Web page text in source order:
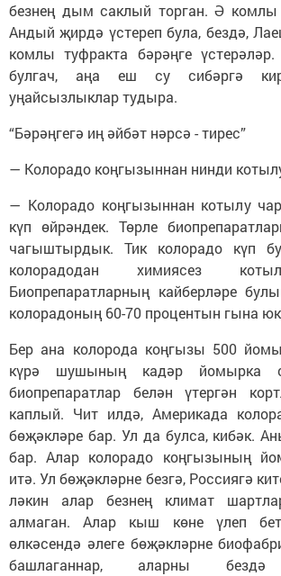
безнең дым саклый торган. Ә
Андый җирдә үстереп була, бездә,
комлы туфракта бәрәңге
булгач, аңа еш су сибәргә
уңайсызлыклар тудыра.
“Бәрәңгегә иң әйбәт нәрсә - тирес”
— Колорадо коңгызыннан нинди
— Колорадо коңгызыннан котылу
күп өйрәндек. Төрле
чагыштырдык. Тик колорадо күп
колорадодан химиясез
Биопрепаратларның кайберләре
колорадоның 60-70 процентын гына юк
Бер ана колорода коңгызы 500
күрә шушының кадәр йомырка
биопрепаратлар белән үтергән
каплый. Чит илдә, Америкада
бөҗәкләре бар. Ул да булса, кибәк.
бар. Алар колорадо коңгызының
итә. Ул бөҗәкләрне безгә, Россиягә
ләкин алар безнең климат
алмаган. Алар кыш көне үлеп
өлкәсендә әлеге бөҗәкләрне
башлаганнар, аларны бездә